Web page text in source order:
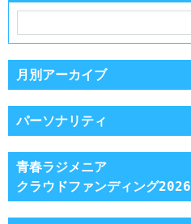
月別アーカイブ
パーソナリティ
青春ラジメニア
クラウドファンディング2026